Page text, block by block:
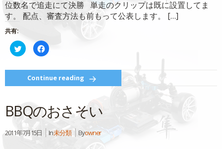
位数名で追走にて決勝 単走のクリップは既に設置してま
す。 配点、審査方法も前もって公表します。 […]
共有:
ク
リ
し
て
Twitter
で
(新
し
い
ウ
ィ
ン
Facebook
で
す
る
に
は
ッ
ク
し
く
だ
Continue reading
BBQのおさそい
2011年7月15日 In未分類 Byowner